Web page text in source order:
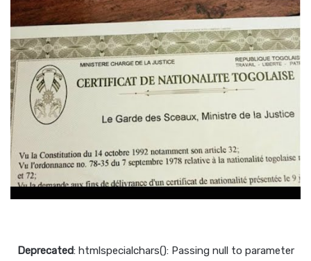
Deprecated: htmlspecialchars(): Passing null to parameter